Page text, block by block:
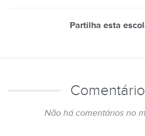
Partilha esta
Não há comentários no